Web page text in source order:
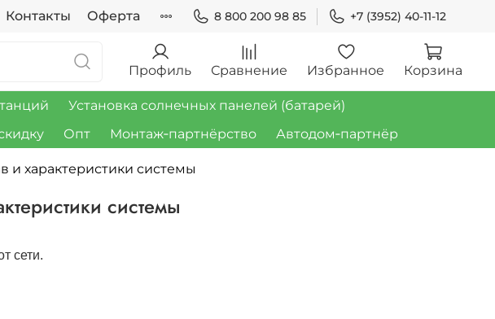
Контакты Оферта 8 800 200 98 85 +7 (3952) 40-11-12
Профиль Сравнение Избранное Корзина
Установка солнечных панелей (батарей)
Опт Монтаж‑партнёрство Автодом‑партнёр
и характеристики системы
системы
сети.